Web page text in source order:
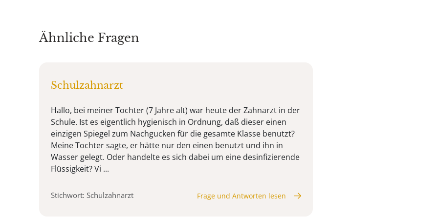
Ähnliche Fragen
Schulzahnarzt
Hallo, bei meiner Tochter (7 Jahre alt) war heute der Zahnarzt in der
Schule. Ist es eigentlich hygienisch in Ordnung, daß dieser einen
einzigen Spiegel zum Nachgucken für die gesamte Klasse benutzt?
Meine Tochter sagte, er hätte nur den einen benutzt und ihn in
Wasser gelegt. Oder handelte es sich dabei um eine desinfizierende
Flüssigkeit? Vi ...
Stichwort: Schulzahnarzt Frage und Antworten lesen